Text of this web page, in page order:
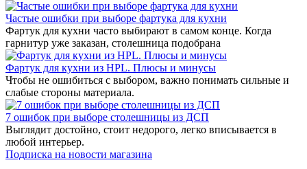
Частые ошибки при выборе фартука для кухни
Фартук для кухни часто выбирают в самом конце. Когда
гарнитур уже заказан, столешница подобрана
Фартук для кухни из HPL. Плюсы и минусы
Чтобы не ошибиться с выбором, важно понимать сильные и
слабые стороны материала.
7 ошибок при выборе столешницы из ДСП
Выглядит достойно, стоит недорого, легко вписывается в
любой интерьер.
Подписка на новости магазина